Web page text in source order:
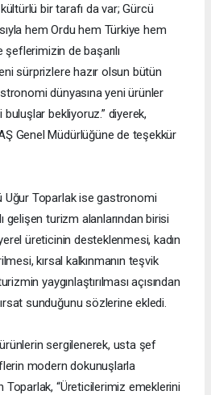
bir tarafı da var; Gürcü
hem Ordu hem Türkiye hem
de başarılı
sürprizlere hazır olsun bütün
dünyasına yeni ürünler
bekliyoruz.” diyerek,
Genel Müdürlüğüne de teşekkür
Uğur Toparlak ise gastronomi
gelişen turizm alanlarından birisi
üreticinin desteklenmesi, kadın
kırsal kalkınmanın teşvik
yaygınlaştırılması açısından
sunduğunu sözlerine ekledi.
sergilenerek, usta şef
modern dokunuşlarla
Toparlak, “Üreticilerimiz emeklerini